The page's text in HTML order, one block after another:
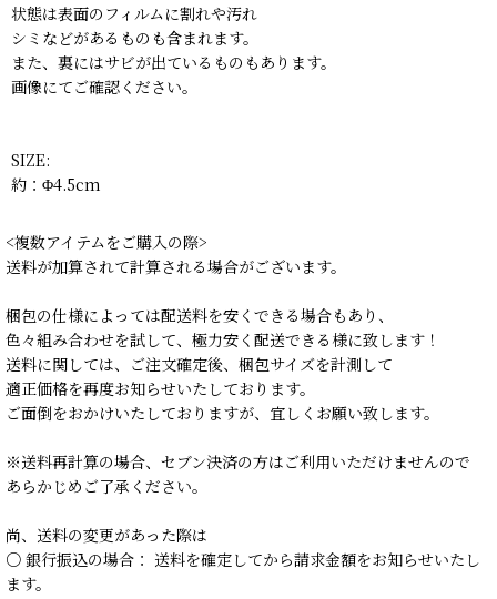
状態は表面のフィルムに割れや汚れ
シミなどがあるものも含まれます。
また、裏にはサビが出ているものもあります。
画像にてご確認ください。
SIZE:
約：Φ4.5cm
<複数アイテムをご購入の際>
送料が加算されて計算される場合がございます。
梱包の仕様によっては配送料を安くできる場合もあり、
色々組み合わせを試して、極力安く配送できる様に致します！
送料に関しては、ご注文確定後、梱包サイズを計測して
適正価格を再度お知らせいたしております。
ご面倒をおかけいたしておりますが、宜しくお願い致します。
※送料再計算の場合、セブン決済の方はご利用いただけませんので
あらかじめご了承ください。
尚、送料の変更があった際は
○ 銀行振込の場合： 送料を確定してから請求金額をお知らせいたし
ます。